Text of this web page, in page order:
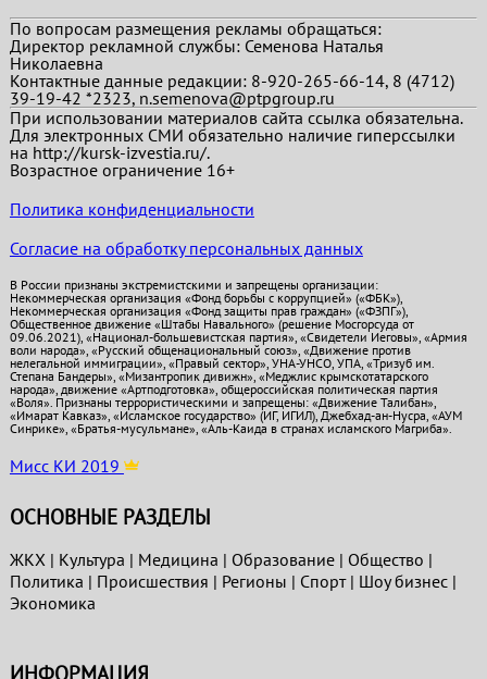
По вопросам размещения рекламы обращаться:
Директор рекламной службы: Семенова Наталья
Николаевна
Контактные данные редакции: 8-920-265-66-14, 8 (4712)
39-19-42 *2323, n.semenova@ptpgroup.ru
При использовании материалов сайта ссылка обязательна.
Для электронных СМИ обязательно наличие гиперссылки
на http://kursk-izvestia.ru/.
Возрастное ограничение 16+
Политика конфиденциальности
Согласие на обработку персональных данных
В России признаны экстремистскими и запрещены организации:
Некоммерческая организация «Фонд борьбы с коррупцией» («ФБК»),
Некоммерческая организация «Фонд защиты прав граждан» («ФЗПГ»),
Общественное движение «Штабы Навального» (решение Мосгорсуда от
09.06.2021), «Национал-большевистская партия», «Свидетели Иеговы», «Армия
воли народа», «Русский общенациональный союз», «Движение против
нелегальной иммиграции», «Правый сектор», УНА-УНСО, УПА, «Тризуб им.
Степана Бандеры», «Мизантропик дивижн», «Меджлис крымскотатарского
народа», движение «Артподготовка», общероссийская политическая партия
«Воля». Признаны террористическими и запрещены: «Движение Талибан»,
«Имарат Кавказ», «Исламское государство» (ИГ, ИГИЛ), Джебхад-ан-Нусра, «АУМ
Синрике», «Братья-мусульмане», «Аль-Каида в странах исламского Магриба».
Мисс КИ 2019
ОСНОВНЫЕ РАЗДЕЛЫ
ЖКХ| Культура | Медицина | Образование| Общество |
Политика | Проиcшествия | Регионы | Спорт| Шоу бизнес|
Экономика